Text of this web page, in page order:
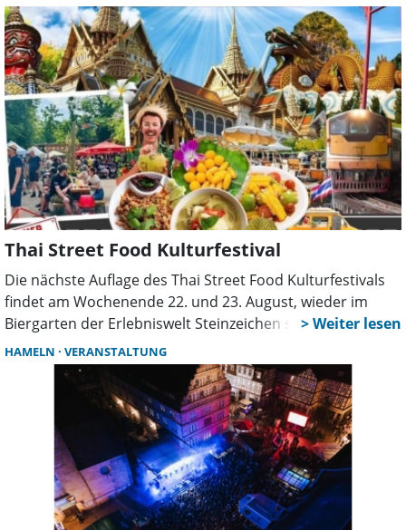
nicht erforderlich. Informationen gibt es bei der
Vorsitzenden Rosi Wittke unter der Telefonnummer
05722-21703.
Thai Street Food Kulturfestival
Die nächste Auflage des Thai Street Food Kulturfestivals
findet am Wochenende 22. und 23. August, wieder im
Biergarten der Erlebniswelt Steinzeichen statt. Am
Samstag ist das Fest von 10 bis 20 Uhr geöffnet, am
Sonntag von 10 bis 18 Uhr. Besucher erwartet ein
vielseitiges Angebot mit thailändischem Streetfood,
Marktständen, Musik, Kunst, Massagen und kulturellen
Darbietungen. Mit rund 1.000 überdachten Sitzplätzen
findet die Veranstaltung bei jedem Wetter statt. Ein
weiterer Termin ist bereits im September geplant. Die
Adresse für das Navi lautet Am Fahrenplatz, 31710
Buchholz.
HAMELN VERANSTALTUNG